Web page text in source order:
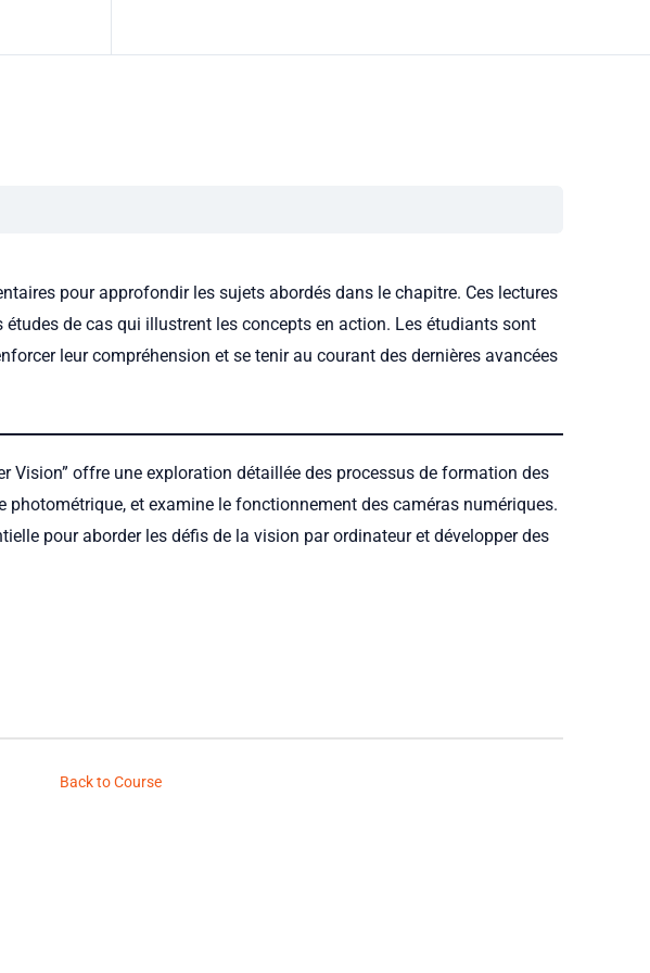
pour approfondir les sujets abordés dans le chapitre. Ces lectures
de cas qui illustrent les concepts en action. Les étudiants sont
leur compréhension et se tenir au courant des dernières avancées
Vision” offre une exploration détaillée des processus de formation des
photométrique, et examine le fonctionnement des caméras numériques.
pour aborder les défis de la vision par ordinateur et développer des
Back to Course